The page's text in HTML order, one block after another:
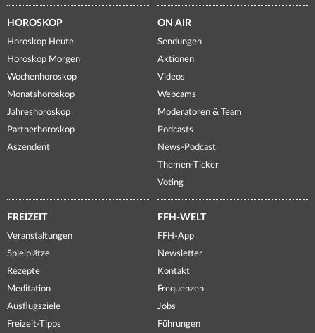
HOROSKOP
Horoskop Heute
Horoskop Morgen
Wochenhoroskop
Monatshoroskop
Jahreshoroskop
Partnerhoroskop
Aszendent
ON AIR
Sendungen
Aktionen
Videos
Webcams
Moderatoren & Team
Podcasts
News-Podcast
Themen-Ticker
Voting
FREIZEIT
Veranstaltungen
Spielplätze
Rezepte
Meditation
Ausflugsziele
Freizeit-Tipps
FFH-WELT
FFH-App
Newsletter
Kontakt
Frequenzen
Jobs
Führungen